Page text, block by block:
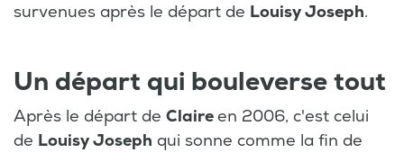
survenues après le départ de Louisy Joseph.
Un départ qui bouleverse tout
Après le départ de Claireen 2006, c'est celui
de Louisy Joseph qui sonne comme la fin de